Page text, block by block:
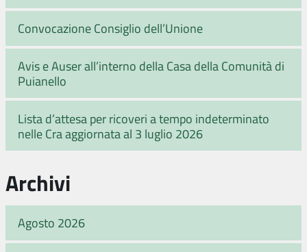
Convocazione Consiglio dell’Unione
Avis e Auser all’interno della Casa della Comunità di
Puianello
Lista d’attesa per ricoveri a tempo indeterminato
nelle Cra aggiornata al 3 luglio 2026
Archivi
Agosto 2026